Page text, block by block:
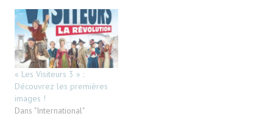
« Les Visiteurs 3 » :
Découvrez les premières
images !
Dans "International"